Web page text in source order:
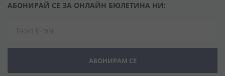
АБОНИРАЙ СЕ ЗА ОНЛАЙН БЮЛЕТИНА НИ:
АБОНИРАМ СЕ